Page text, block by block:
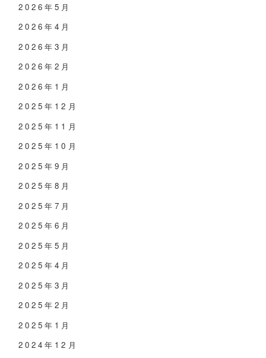
2026年5月
2026年4月
2026年3月
2026年2月
2026年1月
2025年12月
2025年11月
2025年10月
2025年9月
2025年8月
2025年7月
2025年6月
2025年5月
2025年4月
2025年3月
2025年2月
2025年1月
2024年12月